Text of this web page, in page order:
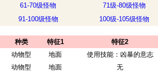
61-70级怪物
71级-80级怪物
91-100级怪物 100级-105级怪物
种类 特征1
特征2
动物型 地面
使用技能：凶暴的意志
动物型 地面 无